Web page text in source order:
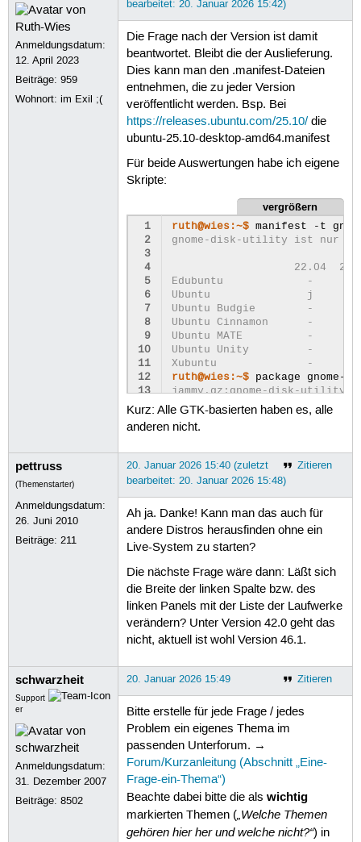
Anmeldungsdatum:
12. April 2023
Beiträge:959
Wohnort: im Exil ;(
bearbeitet: 20. Januar 2026 15:42)
Die Frage nach der Version ist damit
beantwortet. Bleibt die der Auslieferung.
Dies kann man den .manifest-Dateien
entnehmen, die zu jeder Version
veröffentlicht werden. Bsp. Bei
https://releases.ubuntu.com/25.10/die
ubuntu-25.10-desktop-amd64.manifest
Für beide Auswertungen habe ich eigene
Skripte:
vergrößern
1
2
3
4
5
6
7
8
9
10
11
12
13
16
ruth@wies:~$ manifest
-t
gnome-disk-utility ist nur
22.04
Edubuntu             -
Ubuntu               j
Ubuntu Budgie        -
Ubuntu Cinnamon
Ubuntu MATE
Ubuntu Unity         -
Xubuntu              -
ruth@wies:~$ package
jammy.gz:gnome-disk-utility
noble.gz:gnome-disk-utility
questing.gz:gnome-disk-
resolute.gz:gnome-disk-
Kurz: Alle GTK-basierten haben es, alle
anderen nicht.
pettruss
(Themenstarter)
Anmeldungsdatum:
26. Juni 2010
Beiträge:211
Zitieren
20. Januar 2026 15:40 (zuletzt
bearbeitet: 20. Januar 2026 15:48)
Ah ja. Danke! Kann man das auch für
andere Distros herausfinden ohne ein
Live-System zu starten?
Die nächste Frage wäre dann: Läßt sich
die Breite der linken Spalte bzw. des
linken Panels mit der Liste der Laufwerke
verändern? Unter Version 42.0 geht das
nicht, aktuell ist wohl Version 46.1.
schwarzheit
Support
er
Anmeldungsdatum:
31. Dezember 2007
Beiträge:8502
Zitieren
20. Januar 2026 15:49
Bitte erstelle für jede Frage / jedes
Problem ein eigenes Thema im
passenden Unterforum. →
Forum/Kurzanleitung (Abschnitt „Eine-
Frage-ein-Thema“)
Beachte dabei bitte die als wichtig
markierten Themen („Welche Themen
gehören hier her und welche nicht?“) in